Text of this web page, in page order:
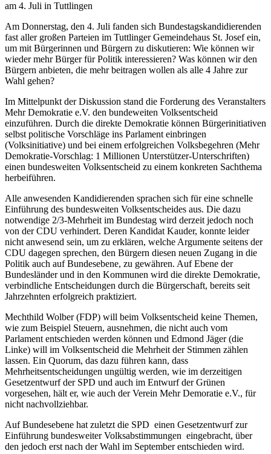
am 4. Juli in Tuttlingen
Am Donnerstag, den 4. Juli fanden sich Bundestagskandidierenden
fast aller großen Parteien im Tuttlinger Gemeindehaus St. Josef ein,
um mit Bürgerinnen und Bürgern zu diskutieren: Wie können wir
wieder mehr Bürger für Politik interessieren? Was können wir den
Bürgern anbieten, die mehr beitragen wollen als alle 4 Jahre zur
Wahl gehen?
Im Mittelpunkt der Diskussion stand die Forderung des Veranstalters
Mehr Demokratie e.V. den bundeweiten Volksentscheid
einzuführen. Durch die direkte Demokratie können Bürgerinitiativen
selbst politische Vorschläge ins Parlament einbringen
(Volksinitiative) und bei einem erfolgreichen Volksbegehren (Mehr
Demokratie-Vorschlag: 1 Millionen Unterstützer-Unterschriften)
einen bundesweiten Volksentscheid zu einem konkreten Sachthema
herbeiführen.
Alle anwesenden Kandidierenden sprachen sich für eine schnelle
Einführung des bundesweiten Volksentscheides aus. Die dazu
notwendige 2/3-Mehrheit im Bundestag wird derzeit jedoch noch
von der CDU verhindert. Deren Kandidat Kauder, konnte leider
nicht anwesend sein, um zu erklären, welche Argumente seitens der
CDU dagegen sprechen, den Bürgern diesen neuen Zugang in die
Politik auch auf Bundesebene, zu gewähren. Auf Ebene der
Bundesländer und in den Kommunen wird die direkte Demokratie,
verbindliche Entscheidungen durch die Bürgerschaft, bereits seit
Jahrzehnten erfolgreich praktiziert.
Mechthild Wolber (FDP) will beim Volksentscheid keine Themen,
wie zum Beispiel Steuern, ausnehmen, die nicht auch vom
Parlament entschieden werden können und Edmond Jäger (die
Linke) will im Volksentscheid die Mehrheit der Stimmen zählen
lassen. Ein Quorum, das dazu führen kann, dass
Mehrheitsentscheidungen ungültig werden, wie im derzeitigen
Gesetzentwurf der SPD und auch im Entwurf der Grünen
vorgesehen, hält er, wie auch der Verein Mehr Demoratie e.V., für
nicht nachvollziehbar.
Auf Bundesebene hat zuletzt die SPD einen Gesetzentwurf zur
Einführung bundesweiter Volksabstimmungen eingebracht, über
den jedoch erst nach der Wahl im September entschieden wird.